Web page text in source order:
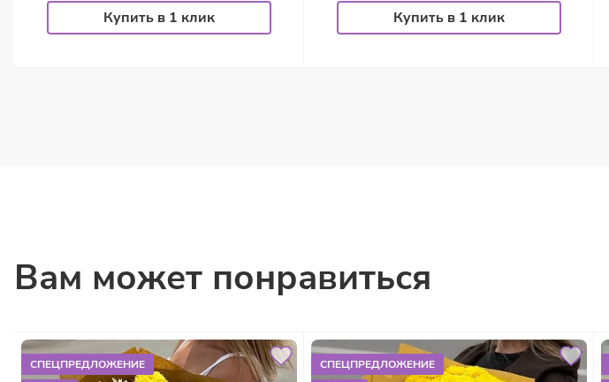
Купить в 1 клик Купить в 1 клик
Вам может понравиться
СПЕЦПРЕДЛОЖЕНИЕ
СПЕЦПРЕДЛОЖЕНИЕ